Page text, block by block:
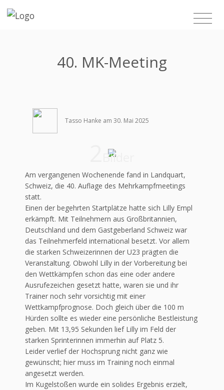
40. MK-Meeting
Tasso Hanke am 30. Mai 2025
Bilder
Am vergangenen Wochenende fand in Landquart,
Schweiz, die 40. Auflage des Mehrkampfmeetings
statt.
Einen der begehrten Startplätze hatte sich Lilly Empl
erkämpft. Mit Teilnehmern aus Großbritannien,
Deutschland und dem Gastgeberland Schweiz war
das Teilnehmerfeld international besetzt. Vor allem
die starken Schweizerinnen der U23 prägten die
Veranstaltung. Obwohl Lilly in der Vorbereitung bei
den Wettkämpfen schon das eine oder andere
Ausrufezeichen gesetzt hatte, waren sie und ihr
Trainer noch sehr vorsichtig mit einer
Wettkampfprognose. Doch gleich über die 100 m
Hürden sollte es wieder eine persönliche Bestleistung
geben. Mit 13,95 Sekunden lief Lilly im Feld der
starken Sprinterinnen immerhin auf Platz 5.
Leider verlief der Hochsprung nicht ganz wie
gewünscht; hier muss im Training noch einmal
angesetzt werden.
Im Kugelstoßen wurde ein solides Ergebnis erzielt,